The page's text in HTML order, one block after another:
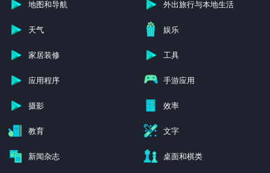
地图和导航 外出旅行与本地生活
天气 娱乐
家居装修 工具
应用程序 手游应用
摄影 效率
教育 文字
新闻杂志 桌面和棋类